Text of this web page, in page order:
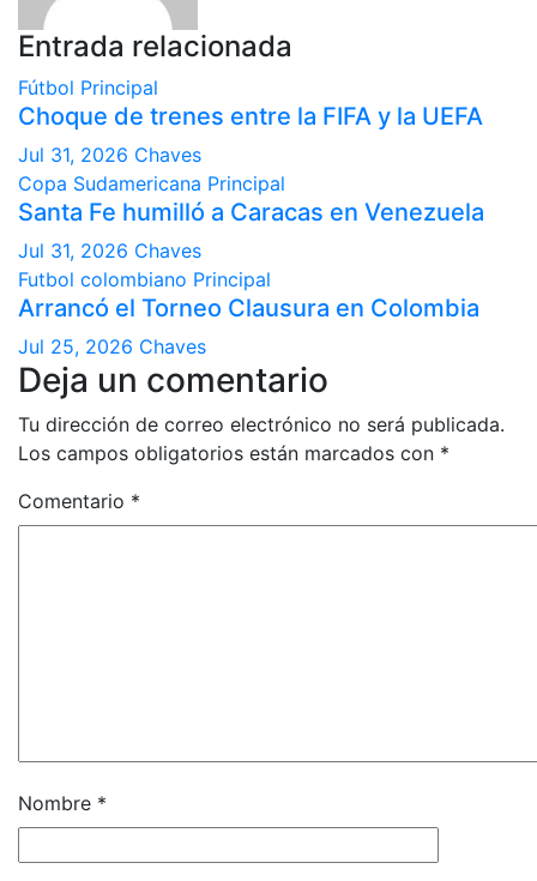
Entrada relacionada
Fútbol Principal
Choque de trenes entre la FIFA y la UEFA
Jul 31, 2026 Chaves
Copa Sudamericana Principal
Santa Fe humilló a Caracas en Venezuela
Jul 31, 2026 Chaves
Futbol colombiano Principal
Arrancó el Torneo Clausura en Colombia
Jul 25, 2026 Chaves
Deja un comentario
Tu dirección de correo electrónico no será publicada.
Los campos obligatorios están marcados con *
Comentario *
Nombre *